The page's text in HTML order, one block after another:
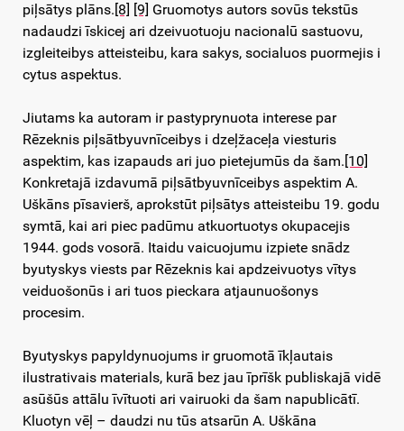
piļsātys plāns. [8] [9] Gruomotys autors sovūs tekstūs
nadaudzi īskicej ari dzeivuotuoju nacionalū sastuovu,
izgleiteibys atteisteibu, kara sakys, socialuos puormejis i
cytus aspektus.
Jiutams ka autoram ir pastyprynuota interese par
Rēzeknis piļsātbyuvnīceibys i dzeļžaceļa viesturis
aspektim, kas izapauds ari juo pietejumūs da šam. [10]
Konkretajā izdavumā piļsātbyuvnīceibys aspektim A.
Uškāns pīsavierš, aprokstūt piļsātys atteisteibu 19. godu
symtā, kai ari piec padūmu atkuortuotys okupacejis
1944. gods vosorā. Itaidu vaicuojumu izpiete snādz
byutyskys viests par Rēzeknis kai apdzeivuotys vītys
veiduošonūs i ari tuos pieckara atjaunuošonys
procesim.
Byutyskys papyldynuojums ir gruomotā īkļautais
ilustrativais materials, kurā bez jau īprīšk publiskajā vidē
asūšūs attālu īvītuoti ari vairuoki da šam napublicātī.
Kluotyn vēļ – daudzi nu tūs atsarūn A. Uškāna